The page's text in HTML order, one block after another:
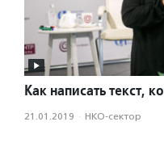
Как написать текст,
21.01.2019 · НКО-сектор